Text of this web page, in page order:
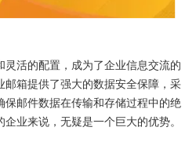
灵活的配置，成为了企业信息交流的
箱提供了强大的数据安全保障，采
保邮件数据在传输和存储过程中的绝
业来说，无疑是一个巨大的优势。